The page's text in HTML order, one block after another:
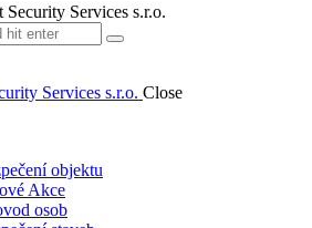
Close
objektu
Akce
osob